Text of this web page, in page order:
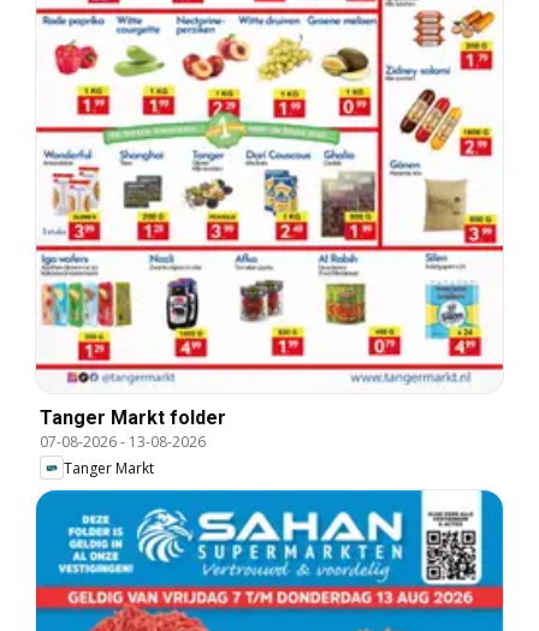
Tanger Markt folder
07-08-2026- 13-08-2026
Tanger Markt